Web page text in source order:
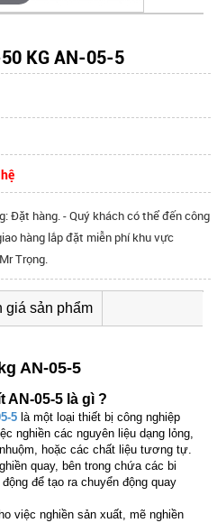
50 KG AN-05-5
Đặt hàng. - Quý khách có thể đến công
hàng lắp đặt miễn phí khu vực
Trọng.
giá sản phẩm
AN-05-5
AN-05-5 là gì ?
5 là một loại thiết bị công nghiệp
nghiền các nguyên liệu dạng lỏng,
hoặc các chất liệu tương tự.
quay, bên trong chứa các bi
để tạo ra chuyển động quay
việc nghiền sản xuất, mẽ nghiền